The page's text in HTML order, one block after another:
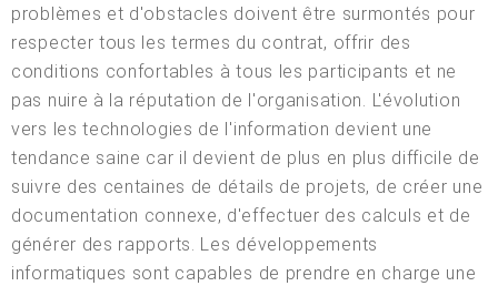
problèmes et d'obstacles doivent être surmontés pour
respecter tous les termes du contrat, offrir des
conditions confortables à tous les participants et ne
pas nuire à la réputation de l'organisation. L'évolution
vers les technologies de l'information devient une
tendance saine car il devient de plus en plus difficile de
suivre des centaines de détails de projets, de créer une
documentation connexe, d'effectuer des calculs et de
générer des rapports. Les développements
informatiques sont capables de prendre en charge une